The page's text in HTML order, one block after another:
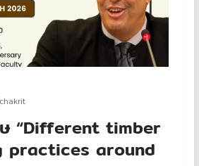
chakrit
ษ “Different timber
practices around